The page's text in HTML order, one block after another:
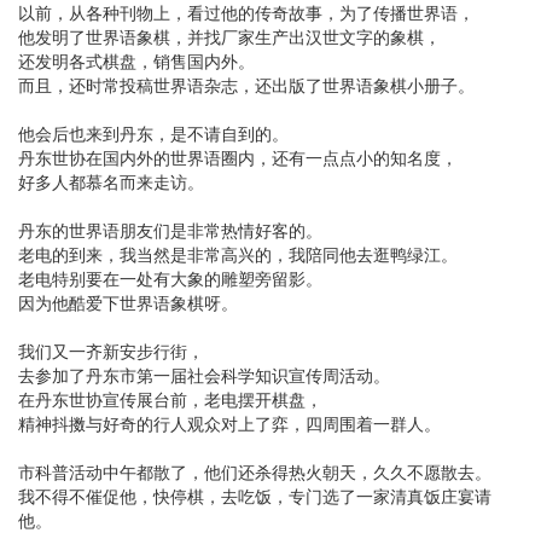
以前，从各种刊物上，看过他的传奇故事，为了传播世界语，
他发明了世界语象棋，并找厂家生产出汉世文字的象棋，
还发明各式棋盘，销售国内外。
而且，还时常投稿世界语杂志，还出版了世界语象棋小册子。
他会后也来到丹东，是不请自到的。
丹东世协在国内外的世界语圈内，还有一点点小的知名度，
好多人都慕名而来走访。
丹东的世界语朋友们是非常热情好客的。
老电的到来，我当然是非常高兴的，我陪同他去逛鸭绿江。
老电特别要在一处有大象的雕塑旁留影。
因为他酷爱下世界语象棋呀。
我们又一齐新安步行街，
去参加了丹东市第一届社会科学知识宣传周活动。
在丹东世协宣传展台前，老电摆开棋盘，
精神抖擞与好奇的行人观众对上了弈，四周围着一群人。
市科普活动中午都散了，他们还杀得热火朝天，久久不愿散去。
我不得不催促他，快停棋，去吃饭，专门选了一家清真饭庄宴请
他。